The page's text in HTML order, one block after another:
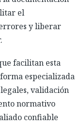
el
y liberar
facilitan esta
especializada
validación
normativo
confiable